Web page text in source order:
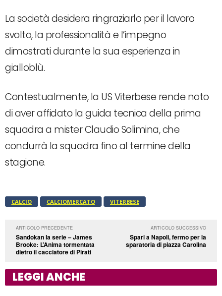
La società desidera ringraziarlo per il lavoro
svolto, la professionalità e l’impegno
dimostrati durante la sua esperienza in
gialloblù.
Contestualmente, la US Viterbese rende noto
di aver affidato la guida tecnica della prima
squadra a mister Claudio Solimina, che
condurrà la squadra fino al termine della
stagione.
CALCIO CALCIOMERCATO VITERBESE
ARTICOLO PRECEDENTE
Sandokan la serie – James
Brooke: L’Anima tormentata
dietro il cacciatore di Pirati
ARTICOLO SUCCESSIVO
Spari a Napoli, fermo per la
sparatoria di piazza Carolina
LEGGI ANCHE